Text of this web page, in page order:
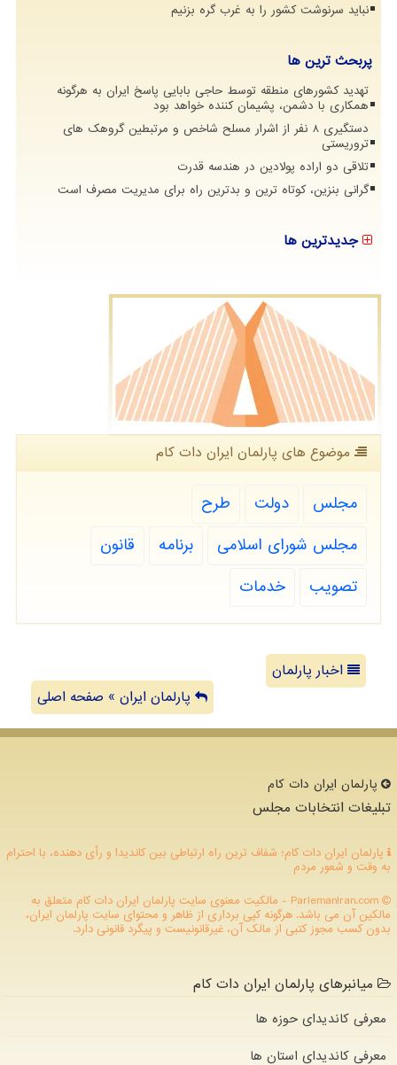
نباید سرنوشت کشور را به غرب گره بزنیم
پربحث ترین ها
تهدید کشورهای منطقه توسط حاجی بابایی پاسخ ایران به هرگونه
همکاری با دشمن، پشیمان کننده خواهد بود
دستگیری 8 نفر از اشرار مسلح شاخص و مرتبطین گروهک های
تروریستی
تلاقی دو اراده پولادین در هندسه قدرت
گرانی بنزین، کوتاه ترین و بدترین راه برای مدیریت مصرف است
جدیدترین ها
موضوع های پارلمان ایران دات كام
مجلس دولت
طرح
مجلس شورای اسلامی
برنامه
قانون
تصویب
خدمات
اخبار پارلمان
پارلمان ایران » صفحه اصلی
پارلمان ایران دات كام
تبلیغات انتخابات مجلس
پارلمان ایران دات کام؛ شفاف ترین راه ارتباطی بین کاندیدا و رأی دهنده، با احترام
به وقت و شعور مردم
ParlemanIran.com - مالکیت معنوی سایت پارلمان ایران دات كام متعلق به
مالکین آن می باشد. هرگونه کپی برداری از ظاهر و محتوای سایت پارلمان ایران،
بدون کسب مجوز کتبی از مالک آن، غیرقانونیست و پیگرد قانونی دارد.
میانبرهای پارلمان ایران دات کام
معرفی کاندیدای حوزه ها
معرفی کاندیدای استان ها